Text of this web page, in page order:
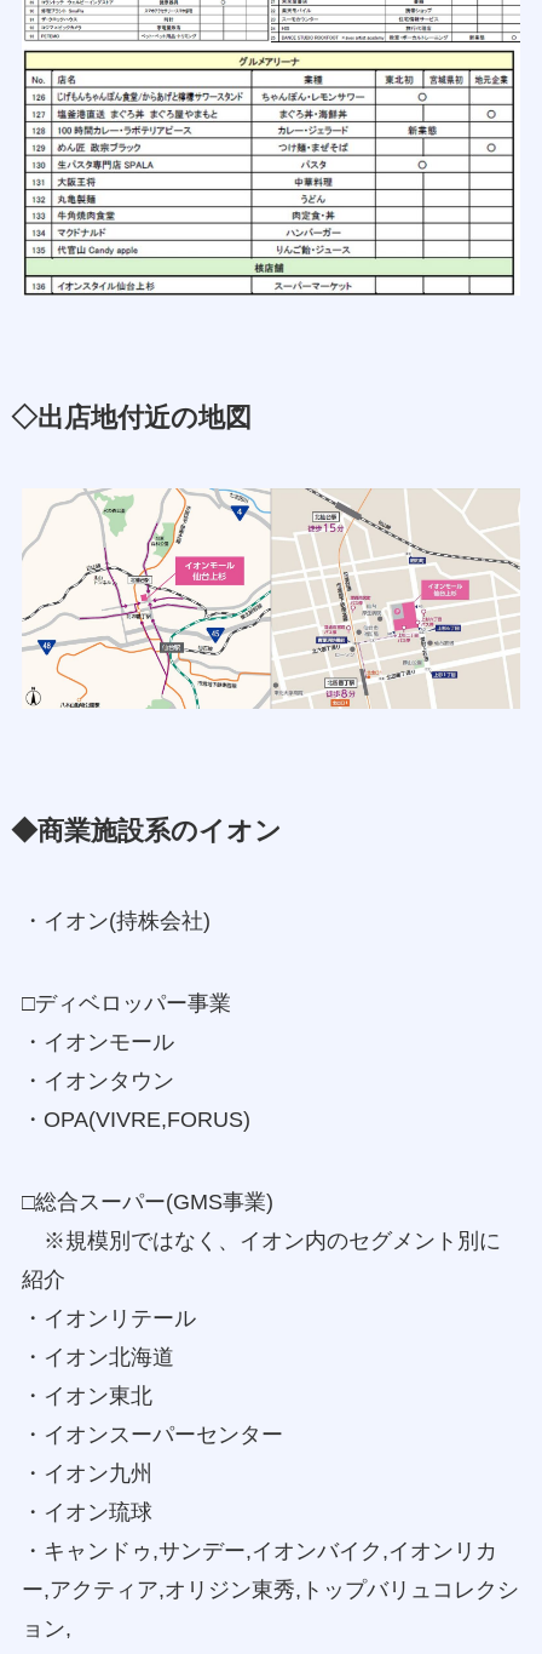
◇出店地付近の地図
◆商業施設系のイオン
・イオン(持株会社)
□ディベロッパー事業
・イオンモール
・イオンタウン
・OPA(VIVRE,FORUS)
□総合スーパー(GMS事業)
※規模別ではなく、イオン内のセグメント別に
紹介
・イオンリテール
・イオン北海道
・イオン東北
・イオンスーパーセンター
・イオン九州
・イオン琉球
・キャンドゥ,サンデー,イオンバイク,イオンリカ
ー,アクティア,オリジン東秀,トップバリュコレクシ
ョン,